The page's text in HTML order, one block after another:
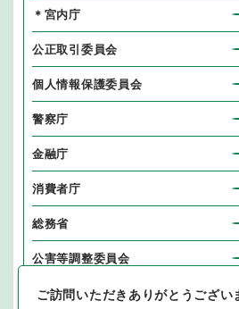
＊宮内庁
公正取引委員会
個人情報保護委員会
警察庁
金融庁
消費者庁
総務省
公害等調整委員会
消防庁
ご訪問いただきありがとうござ